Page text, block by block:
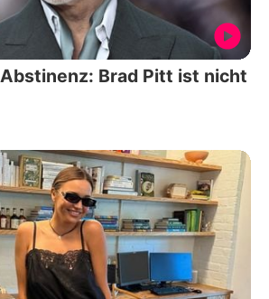
Brad Pitt ist nicht